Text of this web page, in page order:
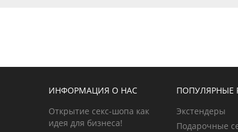
ИНФОРМАЦИЯ О НАС
Открытие секс-шопа как
идея для бизнеса!
ПОПУЛЯРНЫЕ
Экстендеры
Подарочные